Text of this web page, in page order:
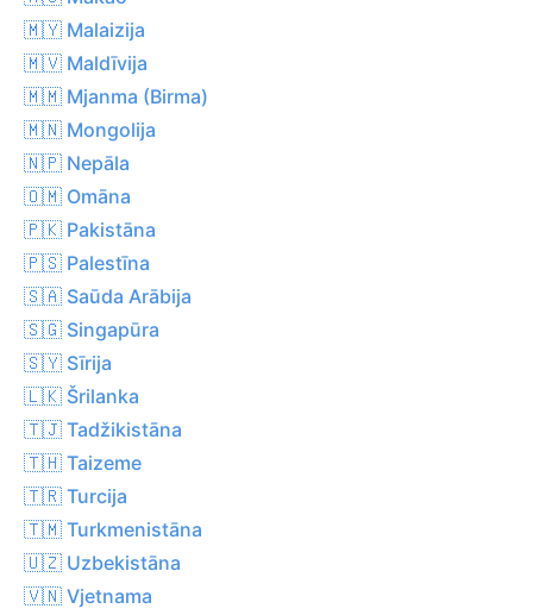
🇲🇾 Malaizija
🇲🇻 Maldīvija
🇲🇲 Mjanma (Birma)
🇲🇳 Mongolija
🇳🇵 Nepāla
🇴🇲 Omāna
🇵🇰 Pakistāna
🇵🇸 Palestīna
🇸🇦 Saūda Arābija
🇸🇬 Singapūra
🇸🇾 Sīrija
🇱🇰 Šrilanka
🇹🇯 Tadžikistāna
🇹🇭 Taizeme
🇹🇷 Turcija
🇹🇲 Turkmenistāna
🇺🇿 Uzbekistāna
🇻🇳 Vjetnama